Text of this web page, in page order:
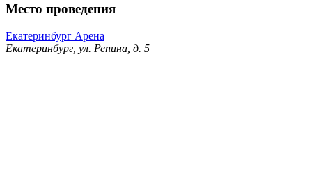
Место проведения
Екатеринбург Арена
Екатеринбург, ул. Репина, д. 5